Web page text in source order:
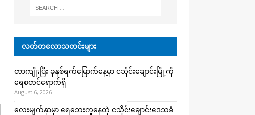
လတ်တလောသတင်းများ
တာကျိုးပြီး ခုနှစ်ရက်မြောက်နေ့မှာ ငသိုင်းချောင်းမြို့ကို
ရေစတင်ရောက်ရှိ
August 6, 2026
လေးမျက်နှာမှာ ရေဘေးကူနေတဲ့ ငသိုင်းချောင်းဒေသခံ